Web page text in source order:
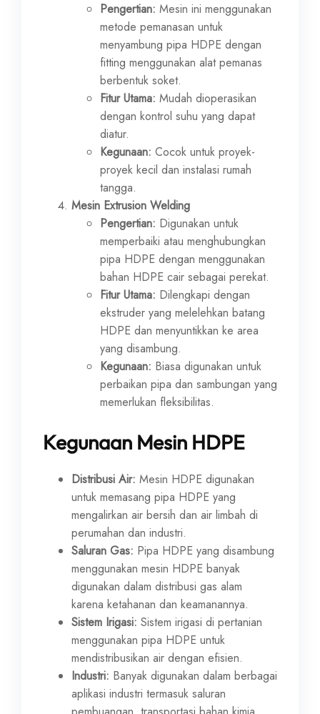
Pengertian: Mesin ini menggunakan
metode pemanasan untuk
menyambung pipa HDPE dengan
fitting menggunakan alat pemanas
berbentuk soket.
Fitur Utama: Mudah dioperasikan
dengan kontrol suhu yang dapat
diatur.
Kegunaan: Cocok untuk proyek-
proyek kecil dan instalasi rumah
tangga.
Mesin Extrusion Welding
Pengertian: Digunakan untuk
memperbaiki atau menghubungkan
pipa HDPE dengan menggunakan
bahan HDPE cair sebagai perekat.
Fitur Utama: Dilengkapi dengan
ekstruder yang melelehkan batang
HDPE dan menyuntikkan ke area
yang disambung.
Kegunaan: Biasa digunakan untuk
perbaikan pipa dan sambungan yang
memerlukan fleksibilitas.
Kegunaan Mesin HDPE
Distribusi Air: Mesin HDPE digunakan
untuk memasang pipa HDPE yang
mengalirkan air bersih dan air limbah di
perumahan dan industri.
Saluran Gas: Pipa HDPE yang disambung
menggunakan mesin HDPE banyak
digunakan dalam distribusi gas alam
karena ketahanan dan keamanannya.
Sistem Irigasi: Sistem irigasi di pertanian
menggunakan pipa HDPE untuk
mendistribusikan air dengan efisien.
Industri: Banyak digunakan dalam berbagai
aplikasi industri termasuk saluran